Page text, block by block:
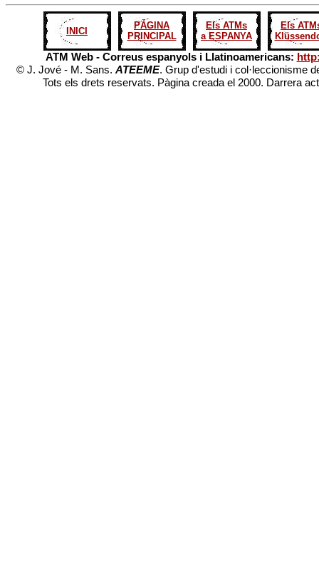
INICI
PÀGINA
PRINCIPAL
Els ATMs
a ESPANYA
Els
ATM Web - Correus espanyols i Llatinoamericans:
© J. Jové - M. Sans. ATEEME. Grup d'estudi i col·leccionisme
Tots els drets reservats. Pàgina creada el 2000. Darrera